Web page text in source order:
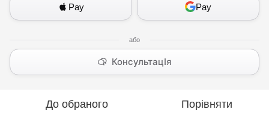
Pay Pay
КонсультацІя
До обраного Порівняти